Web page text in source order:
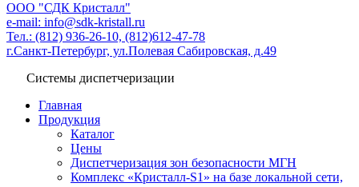
ООО "СДК Кристалл"
e-mail: info@sdk-kristall.ru
Тел.: (812) 936-26-10, (812)612-47-78
г.Санкт-Петербург, ул.Полевая Сабировская, д.49
Системы диспетчеризации
Главная
Продукция
Каталог
Цены
Диспетчеризация зон безопасности МГН
Комплекс «Кристалл-S1» на базе локальной сети,